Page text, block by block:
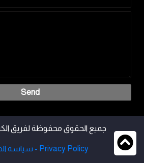
Send
© 2026 جميع الحقوق محفوظة لفريق
سياسة الخصوصية - Privacy Policy